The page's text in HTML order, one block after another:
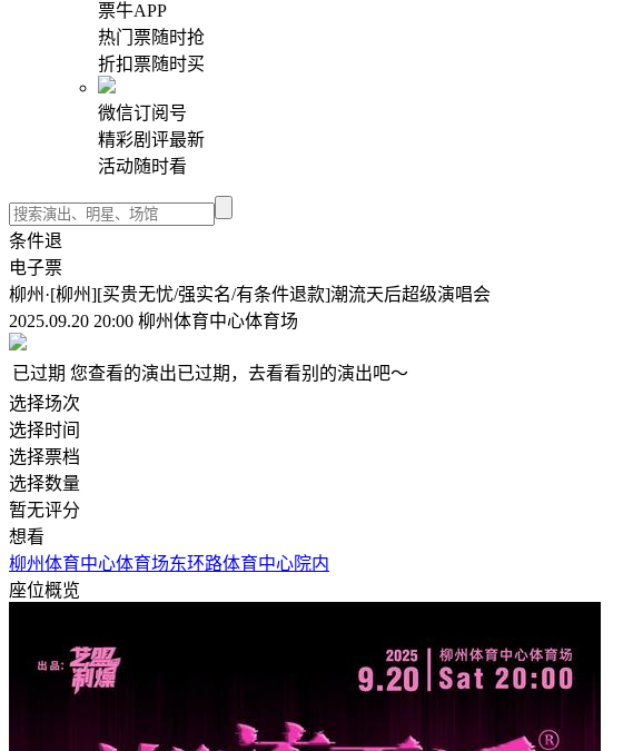
票牛APP
热门票随时抢
折扣票随时买
微信订阅号
精彩剧评最新
活动随时看
条件退
电子票
柳州·[柳州][买贵无忧/强实名/有条件退款]潮流天后超级演唱会
2025.09.20 20:00 柳州体育中心体育场
已过期 您查看的演出已过期，去看看别的演出吧～
选择场次
选择时间
选择票档
选择数量
暂无评分
想看
柳州体育中心体育场东环路体育中心院内
座位概览